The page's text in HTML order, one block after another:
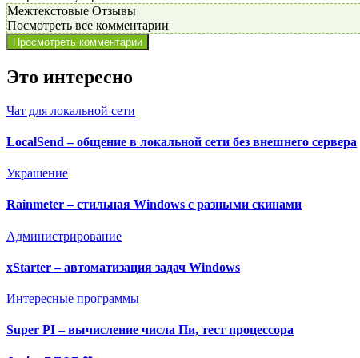
Межтекстовые Отзывы
Посмотреть все комментарии
Просмотреть комментарии
Это интересно
Чат для локальной сети
LocalSend – общение в локальной сети без внешнего сервера
Украшение
Rainmeter – стильная Windows с разными скинами
Администрирование
xStarter – автоматизация задач Windows
Интересные программы
Super PI – вычисление числа Пи, тест процессора